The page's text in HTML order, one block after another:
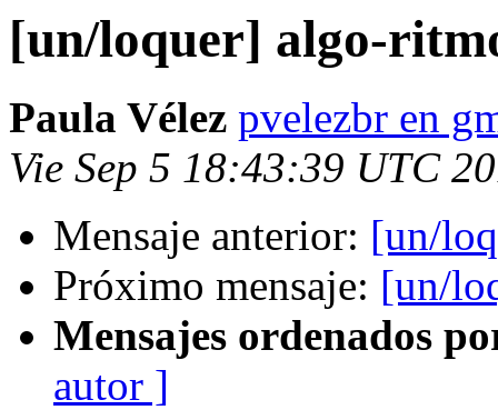
[un/loquer] algo-
Paula Vélez pvelezbr en
Vie Sep 5 18:43:39 UTC
Mensaje anterior: [un/
Próximo mensaje: [un/
Mensajes ordenados
autor ]